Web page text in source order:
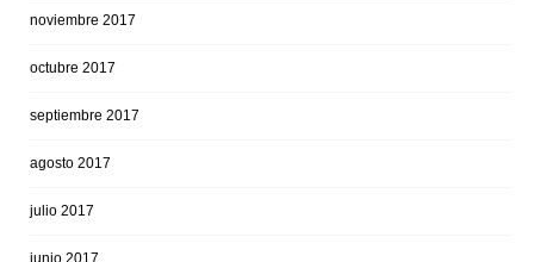
noviembre 2017
octubre 2017
septiembre 2017
agosto 2017
julio 2017
junio 2017